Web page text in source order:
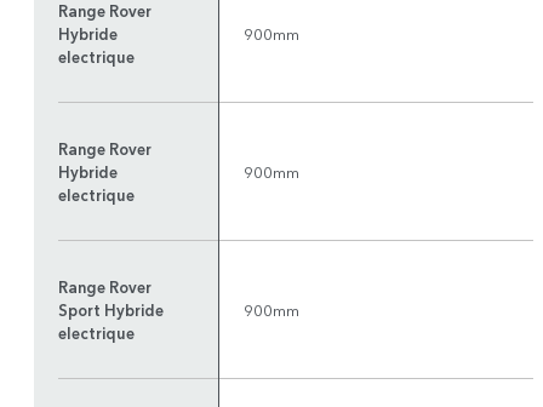
Range Rover
Hybride
electrique
900mm
Range Rover
Hybride
electrique
900mm
Range Rover
Sport Hybride
electrique
900mm